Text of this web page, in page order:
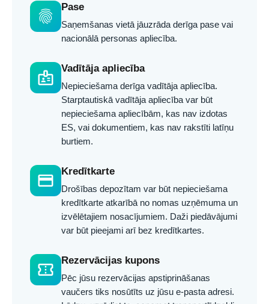
fingerprint
Pase
Saņemšanas vietā jāuzrāda derīga pase vai
nacionālā personas apliecība.
badge
Vadītāja apliecība
Nepieciešama derīga vadītāja apliecība.
Starptautiskā vadītāja apliecība var būt
nepieciešama apliecībām, kas nav izdotas
ES, vai dokumentiem, kas nav rakstīti latīņu
burtiem.
credit_card
Kredītkarte
Drošības depozītam var būt nepieciešama
kredītkarte atkarībā no nomas uzņēmuma un
izvēlētajiem nosacījumiem. Daži piedāvājumi
var būt pieejami arī bez kredītkartes.
confirmation_number
Rezervācijas kupons
Pēc jūsu rezervācijas apstiprināšanas
vaučers tiks nosūtīts uz jūsu e-pasta adresi.